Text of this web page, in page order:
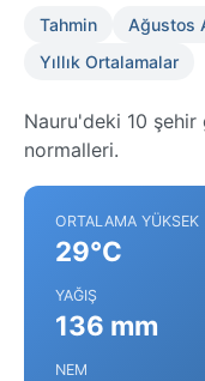
Tahmin Ağustos
Yıllık Ortalamalar
Nauru'deki 10 şehir
normalleri.
ORTALAMA YÜKSEK
29°C
YAĞIŞ
136 mm
NEM